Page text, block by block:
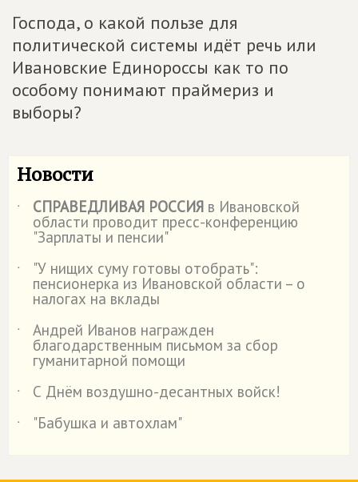
Господа, о какой пользе для
политической системы идёт речь или
Ивановские Единороссы как то по
особому понимают праймериз и
выборы?
Новости
˙ СПРАВЕДЛИВАЯ РОССИЯ в Ивановской
области проводит пресс-конференцию
"Зарплаты и пенсии"
˙
"У нищих суму готовы отобрать":
пенсионерка из Ивановской области – о
налогах на вклады
˙
Андрей Иванов награжден
благодарственным письмом за сбор
гуманитарной помощи
˙
С Днём воздушно-десантных войск!
˙
"Бабушка и автохлам"